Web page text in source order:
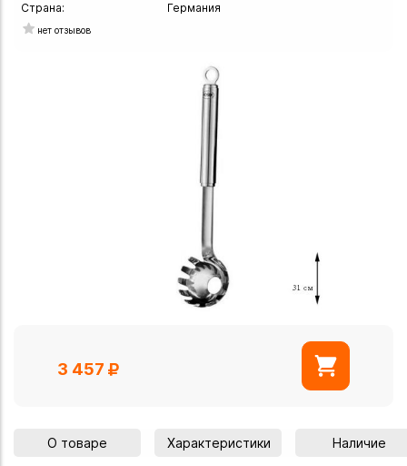
Страна:
Германия
нет отзывов
3 457
О товаре Характеристики Наличие